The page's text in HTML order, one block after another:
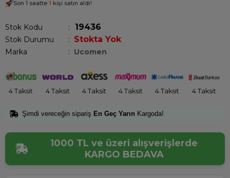
Son 1 saatte 1 kişi satın aldı!
Stok Kodu 19436
Stok Durumu : Stokta Yok
Marka : Ucomen
4 Taksit 4 Taksit 4 Taksit 4 Taksit 4 Taksit 4 Taksit
Şimdi vereceğin sipariş En Geç Yarın Kargoda!
1000 TL ve üzeri alışverişlerde
KARGO BEDAVA